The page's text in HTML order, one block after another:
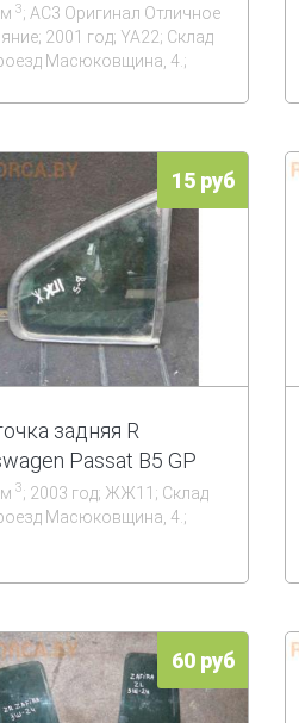
3; АС3 Оригинал Отличное
2001 год; YA22; Склад
Масюковщина, 4.;
15 руб
задняя R
Passat B5 GP
3; 2003 год; ЖЖ11; Склад
Масюковщина, 4.;
60 руб